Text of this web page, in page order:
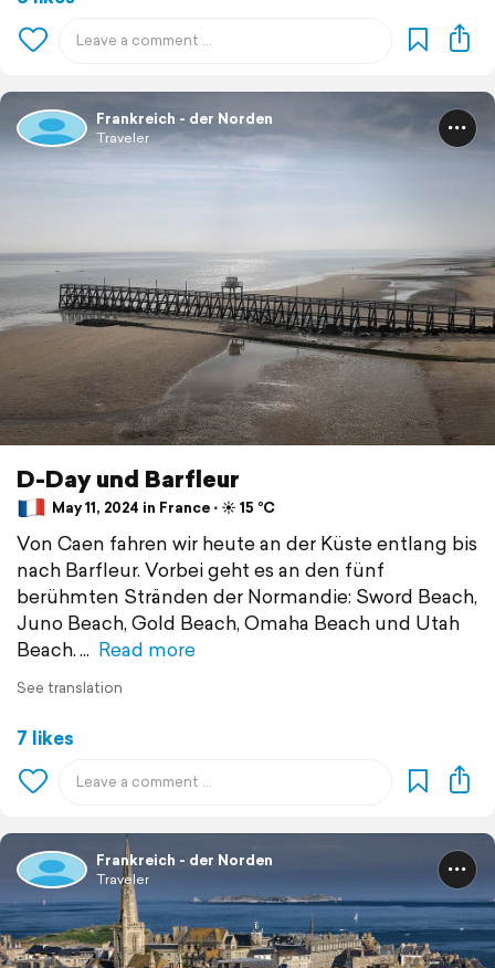
Frankreich - der Norden
Traveler
D-Day und Barfleur
May 11, 2024 in France ⋅ ☀️ 15 °C
Von Caen fahren wir heute an der Küste entlang bis
nach Barfleur. Vorbei geht es an den fünf
berühmten Stränden der Normandie: Sword Beach,
Juno Beach, Gold Beach, Omaha Beach und Utah
Beach.
Read more
See translation
7 likes
Frankreich - der Norden
Traveler